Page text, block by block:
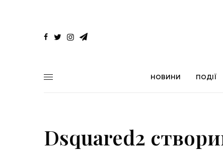
НОВИНИ ПОДІЇ
Dsquared2